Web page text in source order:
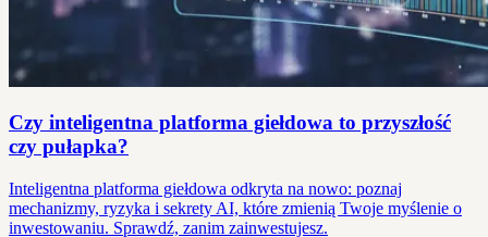
Czy inteligentna platforma giełdowa to przyszłość
czy pułapka?
Inteligentna platforma giełdowa odkryta na nowo: poznaj
mechanizmy, ryzyka i sekrety AI, które zmienią Twoje myślenie o
inwestowaniu. Sprawdź, zanim zainwestujesz.